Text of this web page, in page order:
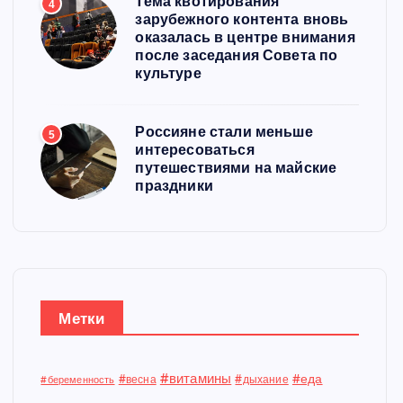
4
зарубежного контента вновь
оказалась в центре внимания
после заседания Совета по
культуре
5
Россияне стали меньше
интересоваться
путешествиями на майские
праздники
Метки
#беременность #весна #витамины #дыхание #еда